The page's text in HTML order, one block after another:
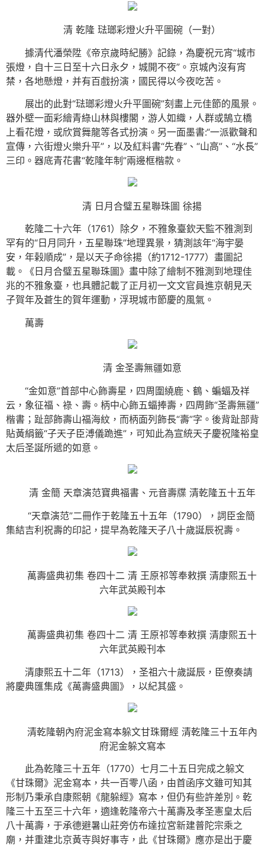
清 乾隆 琺瑯彩燈火升平圖碗（一對）
據清代潘榮陞《帝京歲時紀勝》記錄，為慶祝元宵“城市
張燈，自十三日至十六日永夕，城開不夜”。京城內沒有宵
禁，各地懸燈，并有百戲扮演，國民得以今夜吃苦。
展出的此對“琺瑯彩燈火升平圖碗”刻畫上元佳節的風景。
器外壁一面彩繪青綠山林與樓閣，游人如織，人群或鵠立橋
上看花燈，或欣賞舞龍等各式扮演。另一面墨書:“一派歡聲和
宣傳，六街燈火樂升平”，以及紅料書“先春”、“山高”、“水長”
三印。器底青花書“乾隆年制”兩邊框楷款。
清 日月合璧五星聯珠圖 徐揚
乾隆二十六年（1761）除夕，不雅象臺欽天監不雅測到
罕有的“日月同升，五星聯珠”地理異景，猜測該年“海宇晏
安，年榖順成”，是以天子命徐揚（約1712-1777）畫圖記
載。《日月合璧五星聯珠圖》畫中除了繪制不雅測到地理佳
兆的不雅象臺，也具體記載了正月初一文文官員進京朝見天
子賀年及蒼生的賀年運動，浮現城市節慶的風氣。
萬壽
清 金圣壽無疆如意
“金如意”首部中心飾壽星，四周圍繞鹿、鶴、蝙蝠及祥
云，象征福、祿、壽。柄中心飾五蝠捧壽，四周飾“圣壽無疆”
楷書；趾部飾壽山福海紋，而柄面列飾長“壽”字。後背趾部背
貼黃絹籤“子天子臣溥儀跪進”，可知此為宣統天子慶祝隆裕皇
太后圣誕所遞的如意。
清 金簡 天章演范寶典福書、元音壽牒 清乾隆五十五年
“天章演范”二冊作于乾隆五十五年（1790），詞臣金簡
集結吉利祝壽的印記，提早為乾隆天子八十歲誕辰祝壽。
萬壽盛典初集 卷四十二 清 王原祁等奉敕撰 清康熙五十
六年武英殿刊本
萬壽盛典初集 卷四十二 清 王原祁等奉敕撰 清康熙五十
六年武英殿刊本
清康熙五十二年（1713），圣祖六十歲誕辰，臣僚奏請
將慶典匯集成《萬壽盛典圖》，以紀其盛。
清乾隆朝內府泥金寫本躲文甘珠爾經 清乾隆三十五年內
府泥金躲文寫本
此為乾隆三十五年（1770）七月二十五日完成之躲文
《甘珠爾》泥金寫本，共一百零八函，由首函序文雖可知其
形制乃秉承自康熙朝《龍躲經》寫本，但仍有些許差別。乾
隆三十五至三十六年，適逢乾隆帝六十萬壽及孝圣憲皇太后
八十萬壽，于承德避暑山莊旁仿布達拉宮新建普陀宗乘之
廟，并重建北京黃寺與好事寺，此《甘珠爾》應亦是出于慶